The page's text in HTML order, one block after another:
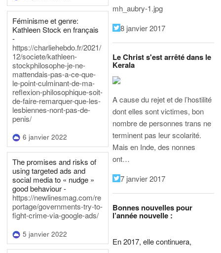
Féminisme et genre:
Kathleen Stock en français
-
https://charliehebdo.fr/2021/
12/societe/kathleen-
stockphilosophe-je-ne-
mattendais-pas-a-ce-que-
le-point-culminant-de-ma-
reflexion-philosophique-soit-
de-faire-remarquer-que-les-
lesbiennes-nont-pas-de-
penis/
6 janvier 2022
The promises and risks of
using targeted ads and
social media to « nudge »
good behaviour -
https://newlinesmag.com/re
portage/governments-try-to-
fight-crime-via-google-ads/
5 janvier 2022
mh_aubry-1.jpg
8 janvier 2017
Le Christ s'est arrêté dans le
Kerala
A cause du rejet et de l’hostilité
dont elles sont victimes, bon
nombre de personnes trans ne
terminent pas leur scolarité.
Mais en Inde, des nonnes
ont…
7 janvier 2017
Bonnes nouvelles pour
l’année nouvelle :
En 2017, elle continuera,